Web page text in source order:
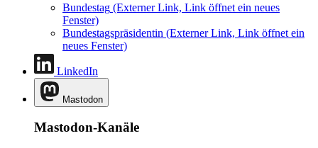
Bundestag (Externer Link, Link öffnet ein neues
Fenster)
Bundestagspräsidentin (Externer Link, Link öffnet ein
neues Fenster)
LinkedIn
Mastodon
Mastodon-Kanäle